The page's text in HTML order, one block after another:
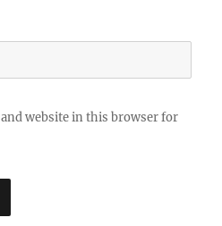
and website in this browser for